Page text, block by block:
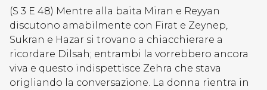
(S 3 E 48) Mentre alla baita Miran e Reyyan
discutono amabilmente con Firat e Zeynep,
Sukran e Hazar si trovano a chiacchierare a
ricordare Dilsah; entrambi la vorrebbero ancora
viva e questo indispettisce Zehra che stava
origliando la conversazione. La donna rientra in